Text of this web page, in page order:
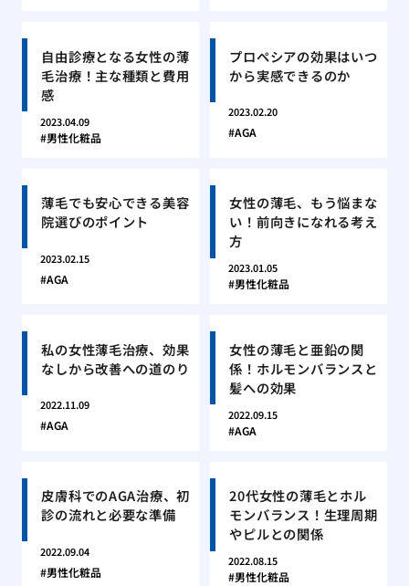
自由診療となる女性の薄
毛治療！主な種類と費用
感
2023.04.09
男性化粧品
プロペシアの効果はいつ
から実感できるのか
2023.02.20
AGA
薄毛でも安心できる美容
院選びのポイント
2023.02.15
AGA
女性の薄毛、もう悩まな
い！前向きになれる考え
方
2023.01.05
男性化粧品
私の女性薄毛治療、効果
なしから改善への道のり
2022.11.09
AGA
女性の薄毛と亜鉛の関
係！ホルモンバランスと
髪への効果
2022.09.15
AGA
皮膚科でのAGA治療、初
診の流れと必要な準備
2022.09.04
男性化粧品
20代女性の薄毛とホル
モンバランス！生理周期
やピルとの関係
2022.08.15
男性化粧品